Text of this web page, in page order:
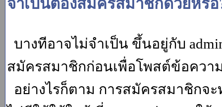
จำเป็นต้องสมัครสมาชิกด้วยหรือ
บางทีอาจไม่จำเป็น ขึ้นอยู่กับ
สมัครสมาชิกก่อนเพื่อโพสต์ข้อควา
อย่างไรก็ตาม การสมัครสมาชิก